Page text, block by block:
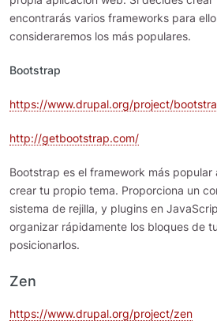
encontrarás varios frameworks para
consideraremos los más populares.
Bootstrap
https://www.drupal.org/project/
http://getbootstrap.com/
Bootstrap es el framework más
crear tu propio tema. Proporciona un
sistema de rejilla, y plugins en
organizar rápidamente los bloques de
posicionarlos.
Zen
https://www.drupal.org/project/zen